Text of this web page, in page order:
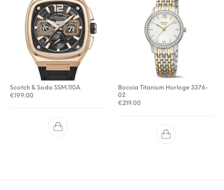
Scotch & Soda SSM.110A
€ 199.00
Boccia Titanium Horloge 3376-
02
€219.00